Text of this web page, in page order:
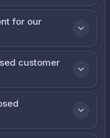
for our
customer